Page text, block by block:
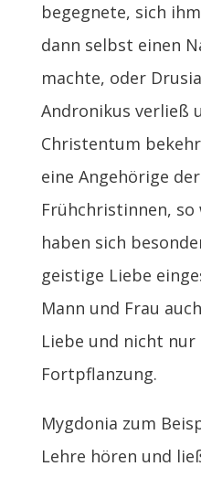
begegnete, sich
dann selbst einen
machte, oder
Andronikus verließ
Christentum
eine Angehörige
Frühchristinnen,
haben sich
geistige Liebe
Mann und Frau
Liebe und nicht
Fortpflanzung.
Mygdonia zum
Lehre hören und